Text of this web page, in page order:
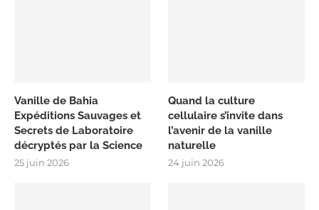
Vanille de Bahia
Expéditions Sauvages et
Secrets de Laboratoire
décryptés par la Science
25 juin 2026
Quand la culture
cellulaire s’invite dans
l’avenir de la vanille
naturelle
24 juin 2026